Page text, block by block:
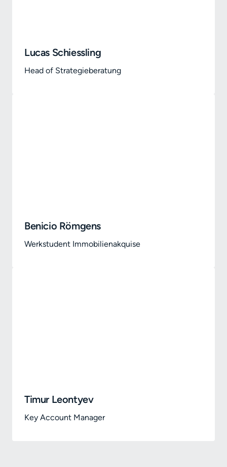
Lucas Schiessling
Head of Strategieberatung
Benicio Römgens
Werkstudent Immobilienakquise
Timur Leontyev
Key Account Manager